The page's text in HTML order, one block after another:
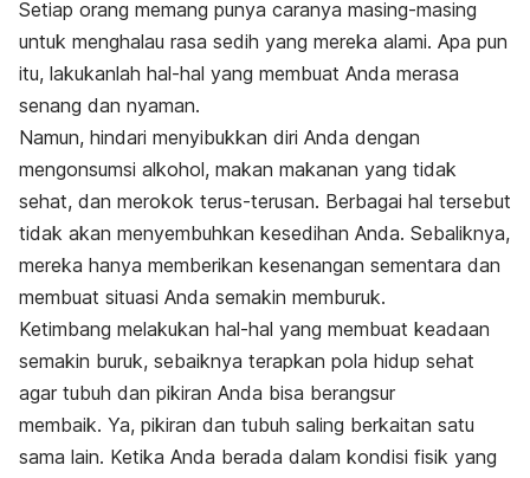
Setiap orang memang punya caranya masing-masing
untuk menghalau rasa sedih yang mereka alami. Apa pun
itu, lakukanlah hal-hal yang membuat Anda merasa
senang dan nyaman.
Namun, hindari menyibukkan diri Anda dengan
mengonsumsi alkohol, makan makanan yang tidak
sehat, dan merokok terus-terusan. Berbagai hal tersebut
tidak akan menyembuhkan kesedihan Anda. Sebaliknya,
mereka hanya memberikan kesenangan sementara dan
membuat situasi Anda semakin memburuk.
Ketimbang melakukan hal-hal yang membuat keadaan
semakin buruk, sebaiknya terapkan pola hidup sehat
agar tubuh dan pikiran Anda bisa berangsur
membaik. Ya, pikiran dan tubuh saling berkaitan satu
sama lain. Ketika Anda berada dalam kondisi fisik yang